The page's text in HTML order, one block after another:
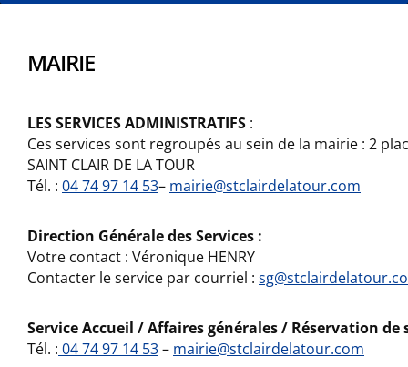
MAIRIE
LES SERVICES ADMINISTRATIFS :
Ces services sont regroupés au sein de la mairie : 2
SAINT CLAIR DE LA TOUR
Tél. : 04 74 97 14 53– mairie@stclairdelatour.com
Direction Générale des Services :
Votre contact : Véronique HENRY
Contacter le service par courriel :
Service Accueil / Affaires générales / Réservation de
Tél. : 04 74 97 14 53– mairie@stclairdelatour.com